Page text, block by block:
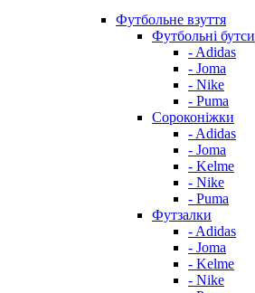
Футбольне взуття
Футбольні бутси
- Adidas
- Joma
- Nike
- Puma
Сороконіжки
- Adidas
- Joma
- Kelme
- Nike
- Puma
Футзалки
- Adidas
- Joma
- Kelme
- Nike